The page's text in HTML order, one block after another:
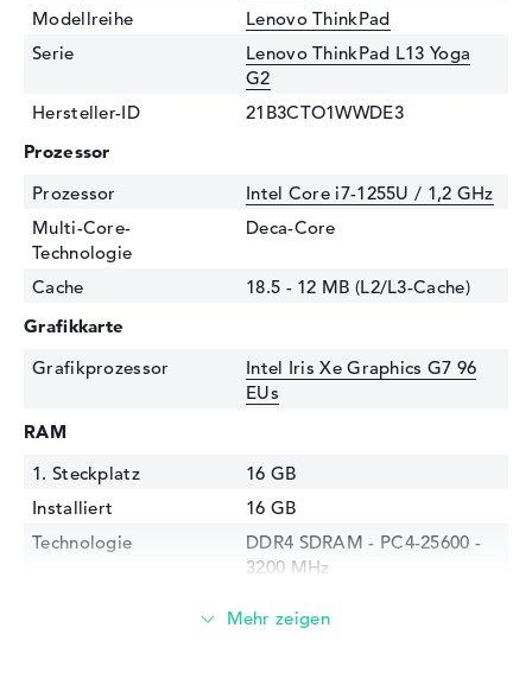
Modellreihe
Lenovo ThinkPad
Serie
Lenovo ThinkPad L13 Yoga
G2
Hersteller-ID
21B3CTO1WWDE3
Prozessor
Prozessor
Intel Core i7-1255U / 1,2 GHz
Multi-Core-
Technologie
Deca-Core
Cache
18.5 - 12 MB (L2/L3-Cache)
Grafikkarte
Grafikprozessor
Intel Iris Xe Graphics G7 96
EUs
RAM
1. Steckplatz
16 GB
Installiert
16 GB
Technologie
DDR4 SDRAM - PC4-25600 -
3200 MHz